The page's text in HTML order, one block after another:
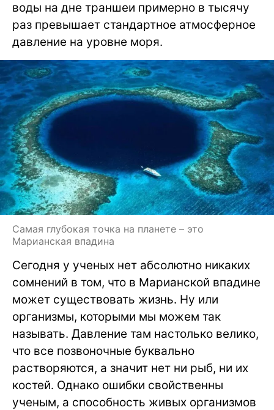
воды на дне траншеи примерно в тысячу
раз превышает стандартное атмосферное
давление на уровне моря.
Самая глубокая точка на планете – это
Марианская впадина
Сегодня у ученых нет абсолютно никаких
сомнений в том, что в Марианской впадине
может существовать жизнь. Ну или
организмы, которыми мы можем так
называть. Давление там настолько велико,
что все позвоночные буквально
растворяются, а значит нет ни рыб, ни их
костей. Однако ошибки свойственны
ученым, а способность живых организмов